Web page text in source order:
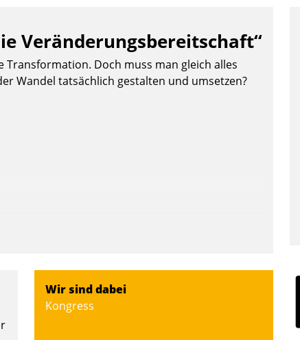
Veränderungsbereitschaft“
Doch muss man gleich alles
Wandel tatsächlich gestalten und umsetzen?
Wir sind dabei
Kongress